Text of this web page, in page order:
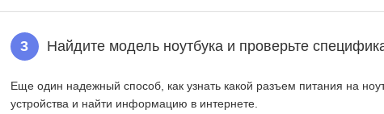
3 Найдите модель ноутбука и проверьте
Еще один надежный способ, как узнать какой разъем питания на
устройства и найти информацию в интернете.